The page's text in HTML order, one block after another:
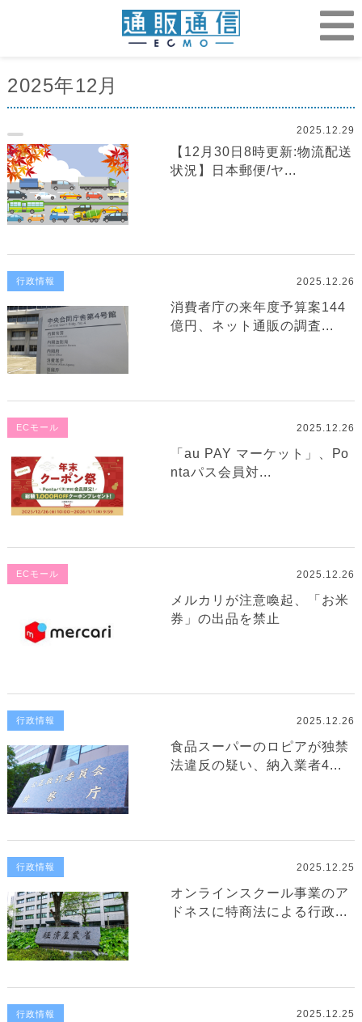
2025年12月
2025.12.29
【12月30日8時更新:物流配送
状況】日本郵便/ヤ...
行政情報 2025.12.26
消費者庁の来年度予算案144
億円、ネット通販の調査...
ECモール 2025.12.26
「au PAY マーケット」、Po
ntaパス会員対...
ECモール 2025.12.26
メルカリが注意喚起、「お米
券」の出品を禁止
行政情報 2025.12.26
食品スーパーのロピアが独禁
法違反の疑い、納入業者4...
行政情報 2025.12.25
オンラインスクール事業のア
ドネスに特商法による行政...
行政情報 2025.12.25